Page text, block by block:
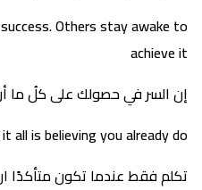
Others stay awake to
achieve it
إن السر في حصولك على كلُ ما
all is believing you already do
تكلم فقط عندما تكون